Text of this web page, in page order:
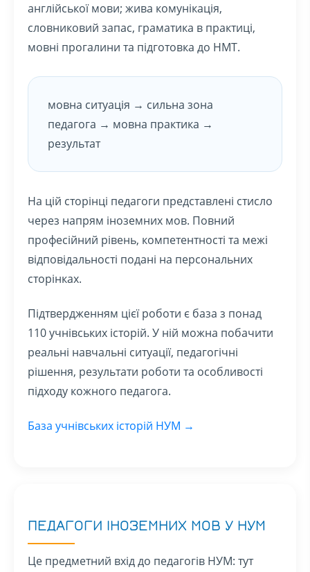
англійської мови; жива комунікація,
словниковий запас, граматика в практиці,
мовні прогалини та підготовка до НМТ.
мовна ситуація → сильна зона
педагога → мовна практика →
результат
На цій сторінці педагоги представлені стисло
через напрям іноземних мов. Повний
професійний рівень, компетентності та межі
відповідальності подані на персональних
сторінках.
Підтвердженням цієї роботи є база з понад
110 учнівських історій. У ній можна побачити
реальні навчальні ситуації, педагогічні
рішення, результати роботи та особливості
підходу кожного педагога.
База учнівських історій НУМ →
ПЕДАГОГИ ІНОЗЕМНИХ МОВ У НУМ
Це предметний вхід до педагогів НУМ: тут